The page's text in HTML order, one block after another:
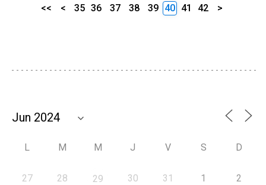
<< < 35 36 37 38 39 40 41 42 >
L M M J V S D
27 28 29 30 31 1 2